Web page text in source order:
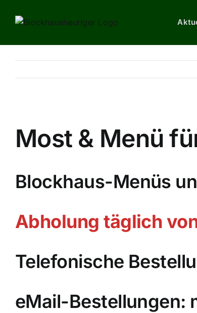
Most & Menü
Blockhaus-Menüs
Abholung täglich von
Telefonische
eMail-Bestellungen: